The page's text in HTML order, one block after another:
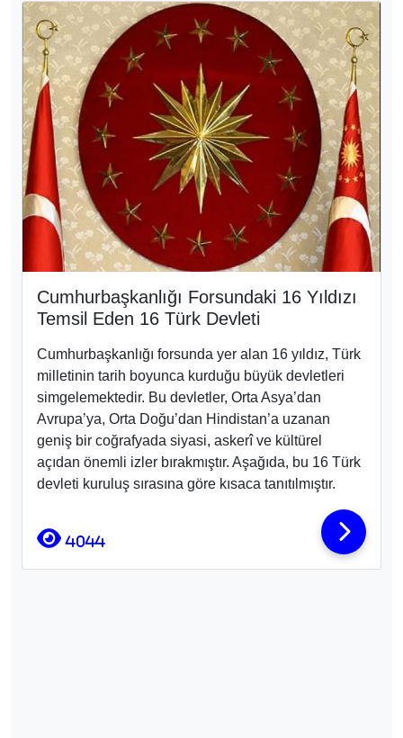
Cumhurbaşkanlığı Forsundaki 16 Yıldızı
Temsil Eden 16 Türk Devleti
Cumhurbaşkanlığı forsunda yer alan 16 yıldız, Türk
milletinin tarih boyunca kurduğu büyük devletleri
simgelemektedir. Bu devletler, Orta Asya’dan
Avrupa’ya, Orta Doğu’dan Hindistan’a uzanan
geniş bir coğrafyada siyasi, askerî ve kültürel
açıdan önemli izler bırakmıştır. Aşağıda, bu 16 Türk
devleti kuruluş sırasına göre kısaca tanıtılmıştır.
4044